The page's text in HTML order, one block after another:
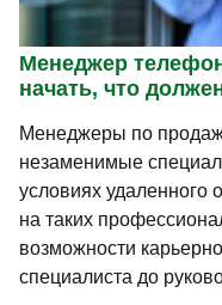
Менеджер
начать, что
Менеджеры по
незаменимые
условиях удаленного
на таких
возможности
специалиста до